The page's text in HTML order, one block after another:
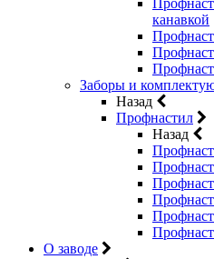
канавкой
Заборы и
Назад
Профнастил
Назад
О заводе